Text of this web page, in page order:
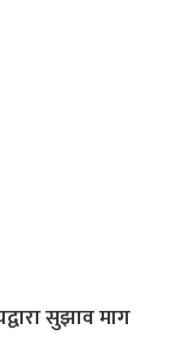
सुझाव माग